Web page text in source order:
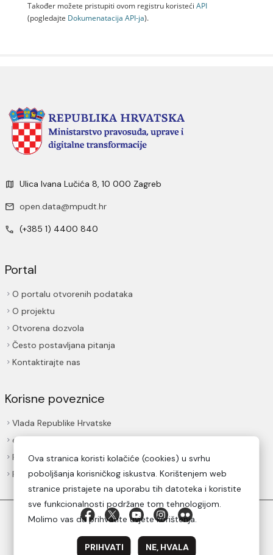
Također možete pristupiti ovom registru koristeći API
(pogledajte Dokumenаtаcijа API-jа).